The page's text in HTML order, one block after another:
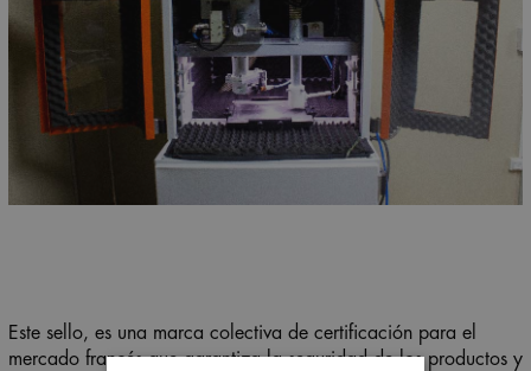
Este sello, es una marca colectiva de certificación para el
mercado francés que garantiza la seguridad de los productos y